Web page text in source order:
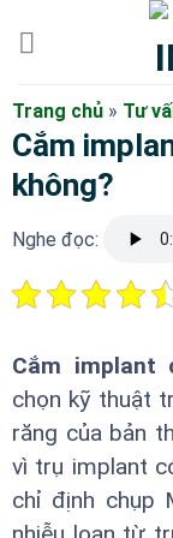
dung
Trang chủ » Tư
Cắm
không?
Nghe đọc:
Cắm implant
chọn kỹ thuật
răng của bản
vì trụ implant
chỉ định chụp